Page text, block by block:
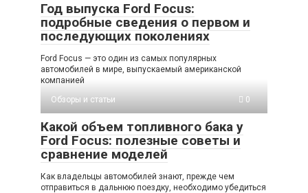
Год выпуска Ford Focus:
подробные сведения о первом и
последующих поколениях
Ford Focus — это один из самых популярных
автомобилей в мире, выпускаемый американской
компанией
Обзоры и статьи
0
Какой объем топливного бака у
Ford Focus: полезные советы и
сравнение моделей
Как владельцы автомобилей знают, прежде чем
отправиться в дальнюю поездку, необходимо убедиться